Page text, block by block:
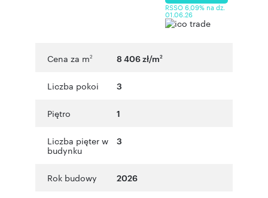
RSSO 6,09% na dz.
01.06.26
Cena za m2 8 406 zł/m2
Liczba pokoi 3
Piętro 1
Liczba pięter w
budynku
3
Rok budowy 2026